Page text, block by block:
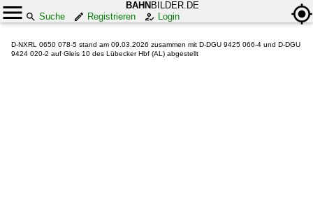
BAHN BILDER.DE
Suche
Registrieren Login
D-NXRL 0650 078-5 stand am 09.03.2026 zusammen mit D-DGU 9425 066-4 und D-DGU
9424 020-2 auf Gleis 10 des Lübecker Hbf (AL) abgestellt